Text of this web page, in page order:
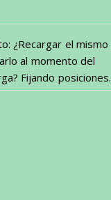
¿Recargar el mismo
al momento del
Fijando posiciones.